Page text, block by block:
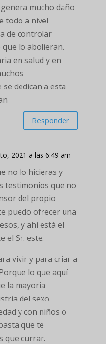
mucho daño
todo a nivel
de controlar
que lo abolieran.
en salud y en
dedican a esta
Responder
2021 a las 6:49 am
no lo hicieras y
testimonios que no
del propio
puedo ofrecer una
y ahí está el
el Sr. este.
vivir y para criar a
lo que aquí
la mayoria
del sexo
y con niños o
que te
que currar.